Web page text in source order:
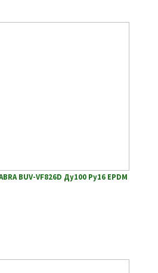
BUV-VF826D Ду100 Ру16 EPDM